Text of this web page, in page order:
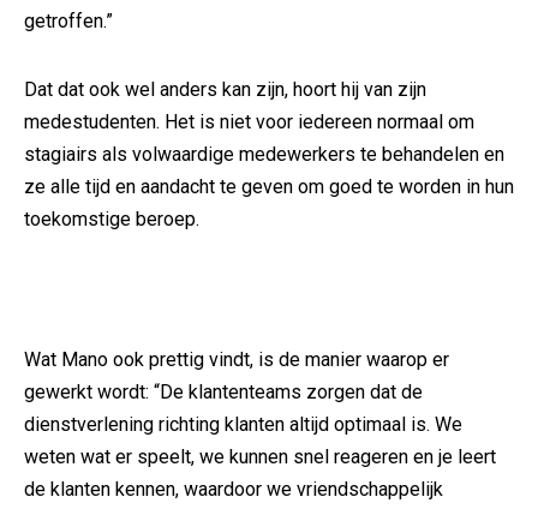
getroffen.”
Dat dat ook wel anders kan zijn, hoort hij van zijn
medestudenten. Het is niet voor iedereen normaal om
stagiairs als volwaardige medewerkers te behandelen en
ze alle tijd en aandacht te geven om goed te worden in hun
toekomstige beroep.
Wat Mano ook prettig vindt, is de manier waarop er
gewerkt wordt: “De klantenteams zorgen dat de
dienstverlening richting klanten altijd optimaal is. We
weten wat er speelt, we kunnen snel reageren en je leert
de klanten kennen, waardoor we vriendschappelijk